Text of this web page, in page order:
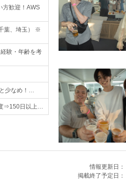
方歓迎！AWS
葉、埼玉） ※
験・年齢を考
少なめ！…
⇒150日以上…
情報更新日：
掲載終了予定日：